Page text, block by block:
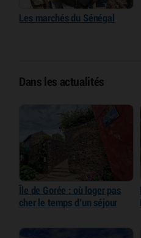
Les marchés du Sénégal
Dans les actualités
Île de Gorée : où loger pas
cher le temps d’un séjour